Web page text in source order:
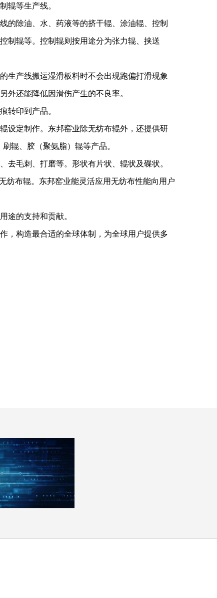
辊等生产线。
的除油、水、药液等的挤干辊、涂油辊、控制
制辊等。控制辊则按用途分为张力辊、挟送
生产线搬运湿滑板料时不会出现跑偏打滑现象
外还能降低因滑伤产生的不良率。
转印到产品。
设定制作。东邦窑业除无纺布辊外，还提供研
辊、胶（聚氨脂）辊等产品。
去毛刺、打磨等。形状有片状、辊状及碟状。
纺布辊。东邦窑业能灵活应用无纺布性能向用户
途的支持和贡献。
，构造最合适的全球体制，为全球用户提供多